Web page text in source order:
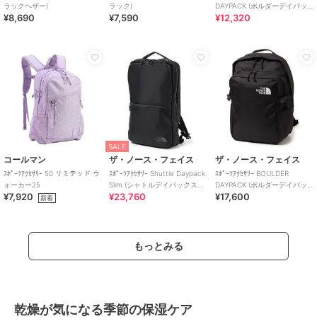
ラックヘザー)
¥8,690
ラック)
¥7,590
DAYPACK (ボルダーデイパッ
ク)
¥12,320
コールマン
ｽﾎﾟｰﾂｱｸｾｻﾘｰ 50 リミテッド ウ
ォーカー25
¥7,920 新着
SALE
ザ・ノース・フェイス
ｽﾎﾟｰﾂｱｸｾｻﾘｰ Shuttle Daypack
Slim (シャトルデイパックスリ
ム)
¥23,760
ザ・ノース・フェイス
ｽﾎﾟｰﾂｱｸｾｻﾘｰ BOULDER
DAYPACK (ボルダーデイパッ
ク)
¥17,600
もっとみる
乾燥が気になる季節の保湿ケア